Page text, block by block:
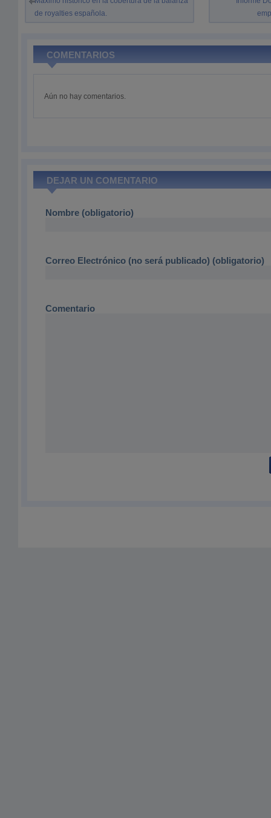
de royalties española.
COMENTARIOS
Aún no hay comentarios.
DEJAR UN COMENTARIO
Nombre (obligatorio)
Correo Electrónico (no será publicado) (obligatorio)
Comentario